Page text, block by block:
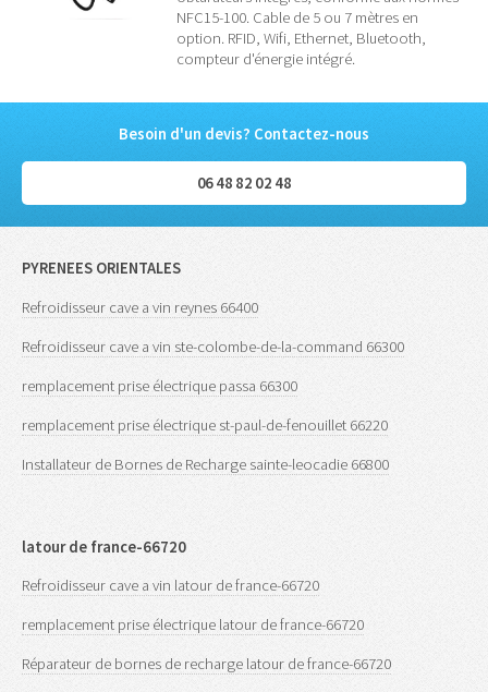
NFC15-100. Cable de 5 ou 7 mètres en
option. RFID, Wifi, Ethernet, Bluetooth,
compteur d'énergie intégré.
Besoin d'un devis? Contactez-nous
06 48 82 02 48
PYRENEES ORIENTALES
Refroidisseur cave a vin reynes 66400
Refroidisseur cave a vin ste-colombe-de-la-command 66300
remplacement prise électrique passa 66300
remplacement prise électrique st-paul-de-fenouillet 66220
Installateur de Bornes de Recharge sainte-leocadie 66800
latour de france-66720
Refroidisseur cave a vin latour de france-66720
remplacement prise électrique latour de france-66720
Réparateur de bornes de recharge latour de france-66720